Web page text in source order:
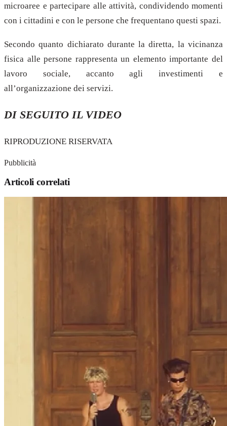
microaree e partecipare alle attività, condividendo momenti
con i cittadini e con le persone che frequentano questi spazi.
Secondo quanto dichiarato durante la diretta, la vicinanza
fisica alle persone rappresenta un elemento importante del
lavoro sociale, accanto agli investimenti e
all’organizzazione dei servizi.
DI SEGUITO IL VIDEO
RIPRODUZIONE RISERVATA
Pubblicità
Articoli correlati